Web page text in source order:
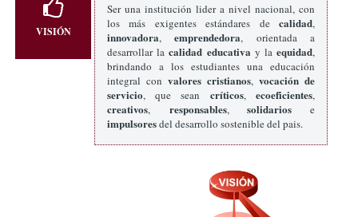
VISIÓN
Ser una institución lider a nivel nacional, con
los más exigentes estándares de calidad,
innovadora,emprendedora, orientada a
desarrollar la calidad educativa y laequidad,
brindando a los estudiantes una educación
integral con valores cristianos, vocación de
servicio, que sean críticos, ecoeficientes,
creativos, responsables,solidarios e
impulsoresdel desarrollo sostenible del pais.